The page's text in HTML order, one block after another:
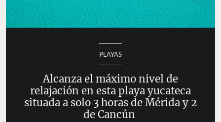
PLAYAS
Alcanza el máximo nivel de
relajación en esta playa yucateca
situada a solo 3 horas de Mérida y 2
de Cancún